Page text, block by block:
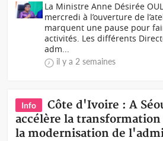
La Ministre Anne Désirée
mercredi à l’ouverture de
marquent une pause pour
activités. Les différents
adm...
il y a 2 semaines
Info
Côte d'Ivoire : A
accélère la
la modernisation de